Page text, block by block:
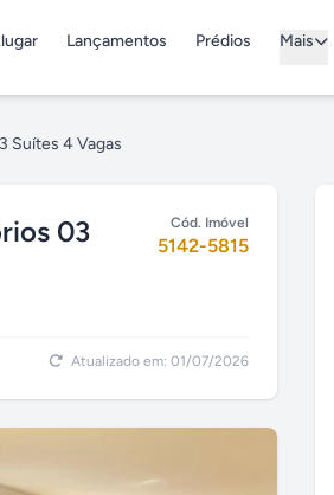
Lançamentos Prédios Mais
Suítes 4 Vagas
03
Cód. Imóvel
5142-5815
Atualizado em: 01/07/2026